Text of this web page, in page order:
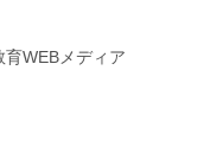
WEBメディア